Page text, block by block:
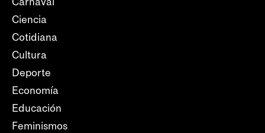
Ciencia
Cotidiana
Cultura
Deporte
Economía
Educación
Feminismos